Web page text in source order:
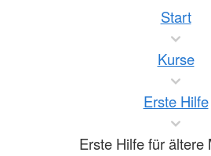
Start
Kurse
Erste Hilfe
Erste Hilfe für ältere